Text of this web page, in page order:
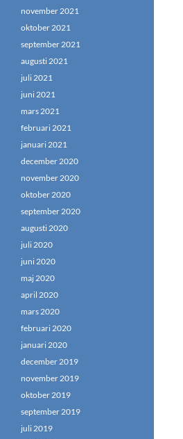
november 2021
oktober 2021
september 2021
augusti 2021
juli 2021
juni 2021
mars 2021
februari 2021
januari 2021
december 2020
november 2020
oktober 2020
september 2020
augusti 2020
juli 2020
juni 2020
maj 2020
april 2020
mars 2020
februari 2020
januari 2020
december 2019
november 2019
oktober 2019
september 2019
juli 2019